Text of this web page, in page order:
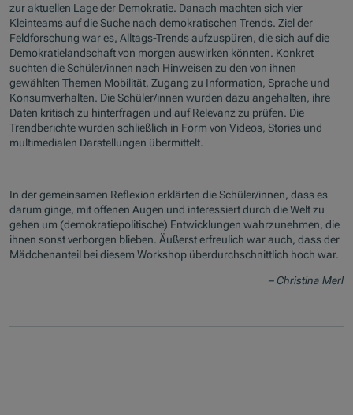
zur aktuellen Lage der Demokratie. Danach machten sich vier
Kleinteams auf die Suche nach demokratischen Trends. Ziel der
Feldforschung war es, Alltags-Trends aufzuspüren, die sich auf die
Demokratielandschaft von morgen auswirken könnten. Konkret
suchten die Schüler/innen nach Hinweisen zu den von ihnen
gewählten Themen Mobilität, Zugang zu Information, Sprache und
Konsumverhalten. Die Schüler/innen wurden dazu angehalten, ihre
Daten kritisch zu hinterfragen und auf Relevanz zu prüfen. Die
Trendberichte wurden schließlich in Form von Videos, Stories und
multimedialen Darstellungen übermittelt.
In der gemeinsamen Reflexion erklärten die Schüler/innen, dass es
darum ginge, mit offenen Augen und interessiert durch die Welt zu
gehen um (demokratiepolitische) Entwicklungen wahrzunehmen, die
ihnen sonst verborgen blieben. Äußerst erfreulich war auch, dass der
Mädchenanteil bei diesem Workshop überdurchschnittlich hoch war.
– Christina Merl